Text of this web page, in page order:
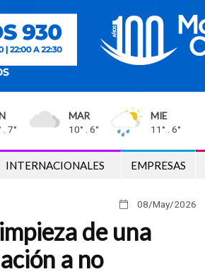
. 7°
MAR
10° . 6°
MIE
11° . 6°
INTERNACIONALES EMPRESAS
08/May/2026
de una
a no